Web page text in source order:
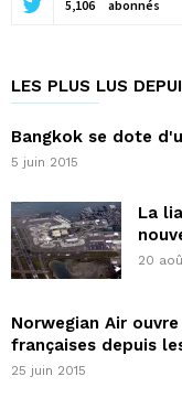
5,106 abonnés
LES PLUS LUS
Bangkok se dote
5 juin 2015
La
20
Norwegian Air
françaises depuis
25 juin 2015